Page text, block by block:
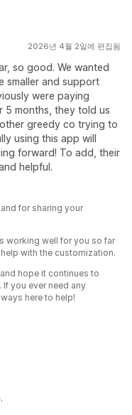
2026년 4월 2일에 편집됨
so good. We wanted
smaller and support
were paying
5 months, they told us
greedy co trying to
using this app will
forward! To add, their
helpful.
for sharing your
working well for you so far
with the customization.
hope it continues to
you ever need any
here to help!